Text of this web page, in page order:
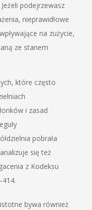
podejrzewasz
nieprawidłowe
na zużycie,
ze stanem
które często
i zasad
pobrała
się też
z Kodeksu
bywa również